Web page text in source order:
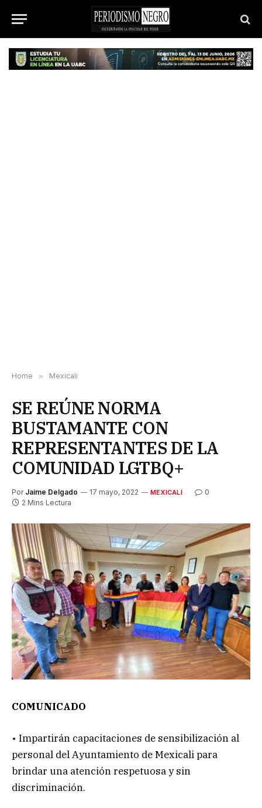
Home » Mexicali
SE REÚNE NORMA
BUSTAMANTE CON
REPRESENTANTES DE LA
COMUNIDAD LGTBQ+
Por Jaime Delgado 17 mayo, 2022 MEXICALI
0
2 Mins Lectura
COMUNICADO
• Impartirán capacitaciones de sensibilización al
personal del Ayuntamiento de Mexicali para
brindar una atención respetuosa y sin
discriminación.